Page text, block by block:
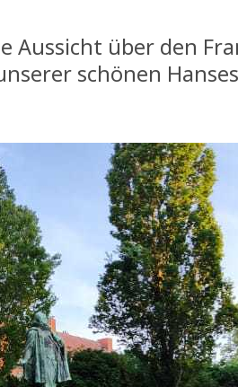
Aussicht über den
schönen